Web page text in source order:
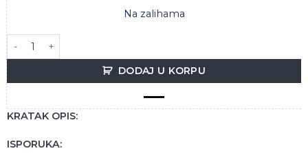
Na zalihama
ZLATNA DUNJA 0.7L MB IMPEX količina
DODAJ U KORPU
KRATAK OPIS:
ISPORUKA: